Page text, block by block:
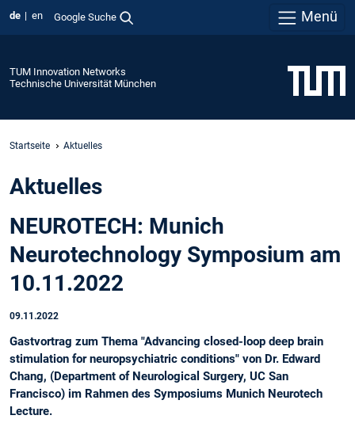
de en Google Suche Menü
TUM Innovation Networks
Technische Universität München
Startseite Aktuelles
Aktuelles
NEUROTECH: Munich
Neurotechnology Symposium am
10.11.2022
09.11.2022
Gastvortrag zum Thema "Advancing closed-loop deep brain
stimulation for neuropsychiatric conditions" von Dr. Edward
Chang, (Department of Neurological Surgery, UC San
Francisco) im Rahmen des Symposiums Munich Neurotech
Lecture.